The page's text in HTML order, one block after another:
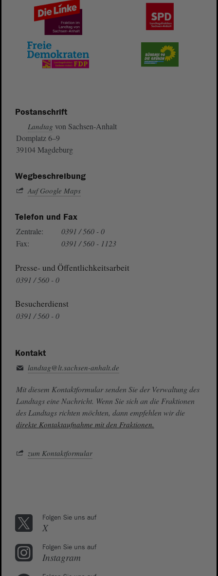
Postanschrift
Landtag von Sachsen-Anhalt
Domplatz 6–9
39104 Magdeburg
Wegbeschreibung
Auf Google Maps
Telefon und Fax
Zentrale:
0391 / 560 - 0
Fax:
0391 / 560 - 1123
Presse- und Öffentlichkeitsarbeit
0391 / 560 - 0
Besucherdienst
0391 / 560 - 0
Kontakt
landtag@lt.sachsen-anhalt.de
Mit diesem Kontaktformular senden Sie der Verwaltung des
Landtags eine Nachricht. Wenn Sie sich an die Fraktionen
des Landtags richten möchten, dann empfehlen wir die
direkte Kontaktaufnahme mit den Fraktionen.
zum Kontaktformular
Folgen Sie uns auf
X
Folgen Sie uns auf
Instagram